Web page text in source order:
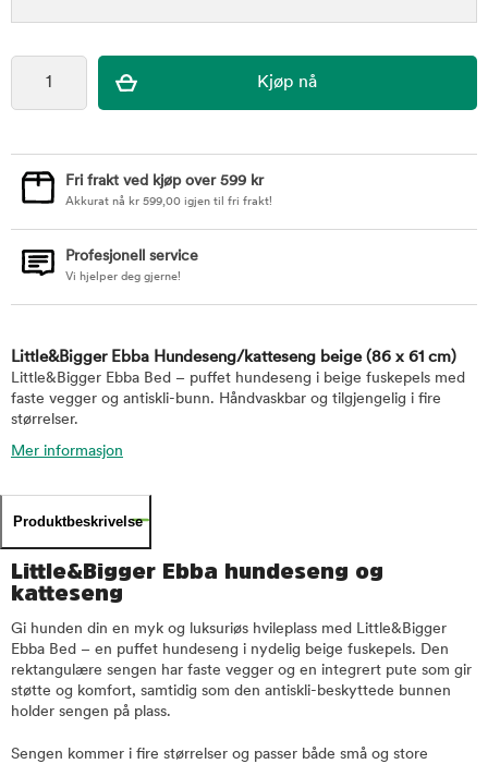
Fri frakt ved kjøp over 599 kr
Akkurat nå kr 599,00 igjen til fri frakt!
Profesjonell service
Vi hjelper deg gjerne!
Little&Bigger Ebba Hundeseng/katteseng beige (86 x 61 cm)
Little&Bigger Ebba Bed – puffet hundeseng i beige fuskepels med
faste vegger og antiskli-bunn. Håndvaskbar og tilgjengelig i fire
størrelser.
Mer informasjon
Produktbeskrivelse
Little&Bigger Ebba hundeseng og
katteseng
Gi hunden din en myk og luksuriøs hvileplass med Little&Bigger
Ebba Bed – en puffet hundeseng i nydelig beige fuskepels. Den
rektangulære sengen har faste vegger og en integrert pute som gir
støtte og komfort, samtidig som den antiskli-beskyttede bunnen
holder sengen på plass.
Sengen kommer i fire størrelser og passer både små og store